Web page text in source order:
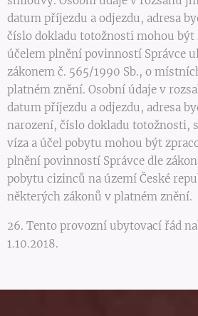
datum příjezdu a odjezdu, adresa
číslo dokladu totožnosti mohou být
účelem plnění povinností Správce
zákonem č. 565/1990 Sb., o
platném znění. Osobní údaje v
datum příjezdu a odjezdu, adresa
narození, číslo dokladu totožnosti,
víza a účel pobytu mohou být
plnění povinností Správce dle
pobytu cizinců na území České
některých zákonů v platném znění.
26. Tento provozní ubytovací řád
1.10.2018.